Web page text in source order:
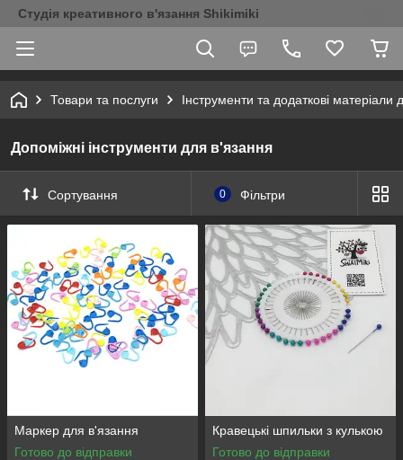
Студія креативного в'язання Shikimiki
Товари та послуги Інструменти та додаткові матеріали
Допоміжні інструменти для в'язання
Сортування 0 Фільтри
Маркер для в'язання
Готово до відправки
Кравецькі шпильки з кулькою
Готово до відправки